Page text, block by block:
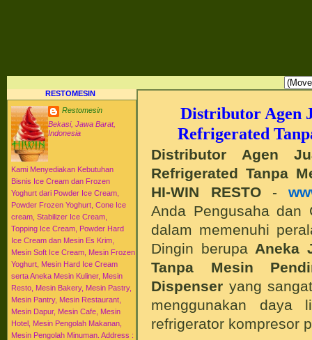
RESTOMESIN
Restomesin
Bekasi, Jawa Barat,
Indonesia
Kami Menyediakan Kebutuhan
Bisnis Ice Cream dan Frozen
Yoghurt dari Powder Ice Cream,
Powder Frozen Yoghurt, Cone Ice
cream, Stabilizer Ice Cream,
Topping Ice Cream, Powder Hard
Ice Cream dan Mesin Es Krim,
Mesin Soft Ice Cream, Mesin Frozen
Yoghurt, Mesin Hard Ice Cream
serta Aneka Mesin Kuliner, Mesin
Resto, Mesin Bakery, Mesin Pastry,
Mesin Pantry, Mesin Restaurant,
Mesin Dapur, Mesin Cafe, Mesin
Hotel, Mesin Pengolah Makanan,
Mesin Pengolah Minuman. Address :
Distributor Agen
Refrigerated
Distributor Agen
Refrigerated Tanpa
HI-WIN RESTO-
Anda Pengusaha dan
dalam memenuhi
Dingin berupa Aneka
Tanpa Mesin
Dispenser yang
menggunakan daya
refrigerator kompresor